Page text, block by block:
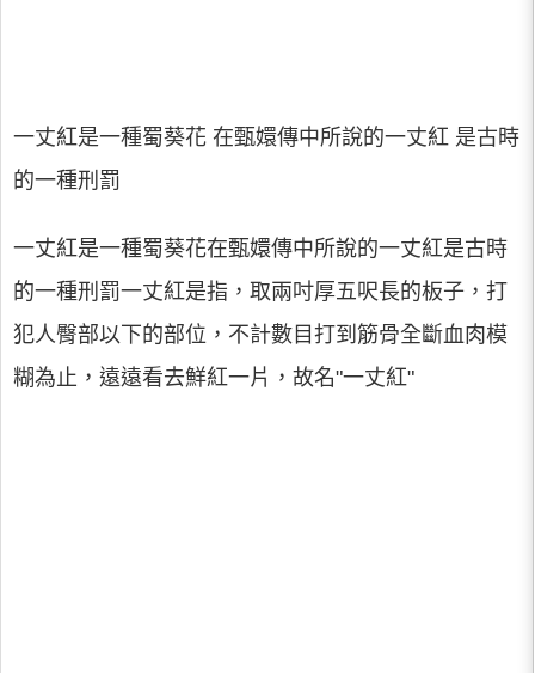
一丈紅是一種蜀葵花 在甄嬛傳中所說的一丈紅 是古時
的一種刑罰
一丈紅是一種蜀葵花在甄嬛傳中所說的一丈紅是古時
的一種刑罰一丈紅是指，取兩吋厚五呎長的板子，打
犯人臀部以下的部位，不計數目打到筋骨全斷血肉模
糊為止，遠遠看去鮮紅一片，故名"一丈紅"